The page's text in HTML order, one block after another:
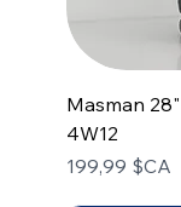
Masman
4W12
Prix
199,99 $CA